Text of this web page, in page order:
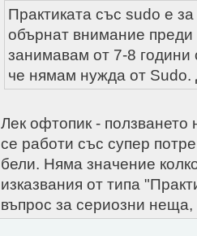
Практиката със sudo е
обърнат внимание преди
занимавам от 7-8
че нямам нужда от Sudo.
Лек офтопик -
се работи със супер
бели. Няма значение
изказвания от типа
въпрос за сериозни неща,